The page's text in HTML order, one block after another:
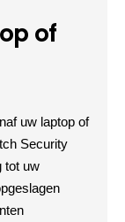
of
uw laptop of
Security
tot uw